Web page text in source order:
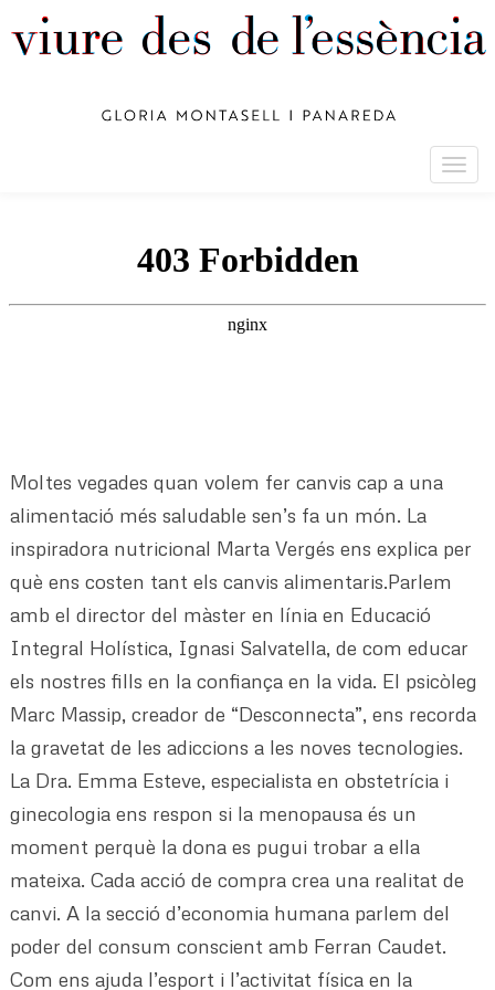
Moltes vegades quan volem fer canvis cap a una
alimentació més saludable sen’s fa un món. La
inspiradora nutricional Marta Vergés ens explica per
què ens costen tant els canvis alimentaris.Parlem
amb el director del màster en línia en Educació
Integral Holística, Ignasi Salvatella, de com educar
els nostres fills en la confiança en la vida. El psicòleg
Marc Massip, creador de “Desconnecta”, ens recorda
la gravetat de les adiccions a les noves tecnologies.
La Dra. Emma Esteve, especialista en obstetrícia i
ginecologia ens respon si la menopausa és un
moment perquè la dona es pugui trobar a ella
mateixa. Cada acció de compra crea una realitat de
canvi. A la secció d’economia humana parlem del
poder del consum conscient amb Ferran Caudet.
Com ens ajuda l’esport i l’activitat física en la